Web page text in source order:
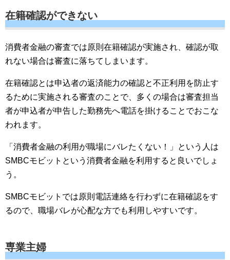
在籍確認ができない
消費者金融の審査では原則在籍確認が実施され、確認が取
れない場合は審査に落ちてしまいます。
在籍確認とは申込者の返済能力の確認と不正利用を防止す
るために実施される審査のことで、多くの場合は審査担当
者が申込者が申告した勤務先へ電話を掛けることでおこな
われます。
「消費者金融の利用が職場にバレたくない！」という人は
SMBCモビットという消費者金融を利用すると良いでしょ
う。
SMBCモビットでは原則電話連絡を行わずに在籍確認をす
るので、職場バレが心配な方でも利用しやすいです。
専業主婦